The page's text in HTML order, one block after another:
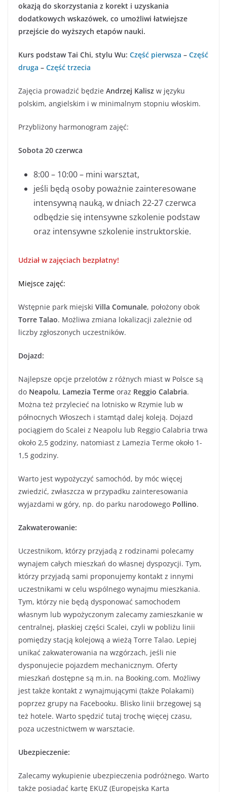
okazją do skorzystania z korekt i uzyskania
dodatkowych wskazówek, co umożliwi łatwiejsze
przejście do wyższych etapów nauki.
Kurs podstaw Tai Chi, stylu Wu: Część pierwsza – Część
druga – Część trzecia
Zajęcia prowadzić będzie Andrzej Kalisz w języku
polskim, angielskim i w minimalnym stopniu włoskim.
Przybliżony harmonogram zajęć:
Sobota 20 czerwca
8:00 – 10:00 – mini warsztat,
jeśli będą osoby poważnie zainteresowane
intensywną nauką, w dniach 22-27 czerwca
odbędzie się intensywne szkolenie podstaw
oraz intensywne szkolenie instruktorskie.
Udział w zajęciach bezpłatny!
Miejsce zajęć:
Wstępnie park miejski Villa Comunale, położony obok
Torre Talao. Możliwa zmiana lokalizacji zależnie od
liczby zgłoszonych uczestników.
Dojazd:
Najlepsze opcje przelotów z różnych miast w Polsce są
do Neapolu, Lamezia Terme oraz Reggio Calabria.
Można też przylecieć na lotnisko w Rzymie lub w
północnych Włoszech i stamtąd dalej koleją. Dojazd
pociągiem do Scalei z Neapolu lub Reggio Calabria trwa
około 2,5 godziny, natomiast z Lamezia Terme około 1-
1,5 godziny.
Warto jest wypożyczyć samochód, by móc więcej
zwiedzić, zwłaszcza w przypadku zainteresowania
wyjazdami w góry, np. do parku narodowego Pollino.
Zakwaterowanie:
Uczestnikom, którzy przyjadą z rodzinami polecamy
wynajem całych mieszkań do własnej dyspozycji. Tym,
którzy przyjadą sami proponujemy kontakt z innymi
uczestnikami w celu wspólnego wynajmu mieszkania.
Tym, którzy nie będą dysponować samochodem
własnym lub wypożyczonym zalecamy zamieszkanie w
centralnej, płaskiej części Scalei, czyli w pobliżu linii
pomiędzy stacją kolejową a wieżą Torre Talao. Lepiej
unikać zakwaterowania na wzgórzach, jeśli nie
dysponujecie pojazdem mechanicznym. Oferty
mieszkań dostępne są m.in. na Booking.com. Możliwy
jest także kontakt z wynajmującymi (także Polakami)
poprzez grupy na Facebooku. Blisko linii brzegowej są
też hotele. Warto spędzić tutaj trochę więcej czasu,
poza uczestnictwem w warsztacie.
Ubezpieczenie:
Zalecamy wykupienie ubezpieczenia podróżnego. Warto
także posiadać kartę EKUZ (Europejska Karta